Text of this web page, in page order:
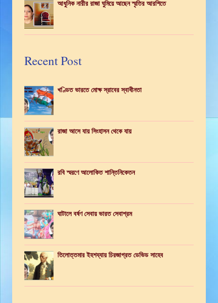
আধুনিক নারীর রাজা ঘুমিয়ে আছেন স্মৃতির আরশিতে
Recent Post
খণ্ডিত ভারতে মোক্ষ স্রাবের স্বাধীনতা
রাজা আসে যায় সিংহাসন থেকে যায়
রবি স্মরণে আলোকিত শান্তিনিকেতন
ঘাটালে বর্ষণ সেবায় ভারত সেবাশ্রম
তিলোত্তমার ইহশয্যায় চিরজাগ্রত ডেভিড সাহেব